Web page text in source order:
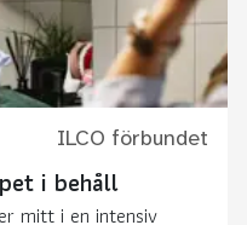
ILCO förbundet
i behåll
mitt i en intensiv